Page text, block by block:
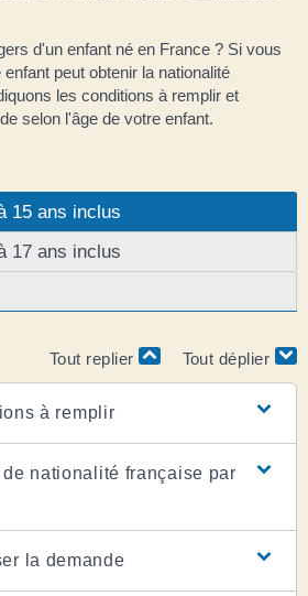
d'un enfant né en France ? Si vous
peut obtenir la nationalité
les conditions à remplir et
selon l'âge de votre enfant.
15 ans inclus
17 ans inclus
Tout replier Tout déplier
à remplir
nationalité française par
la demande